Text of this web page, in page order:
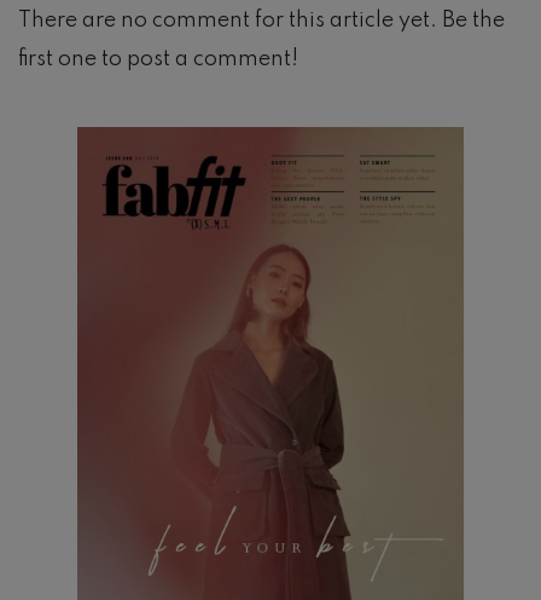
There are no comment for this article yet. Be the
first one to post a comment!